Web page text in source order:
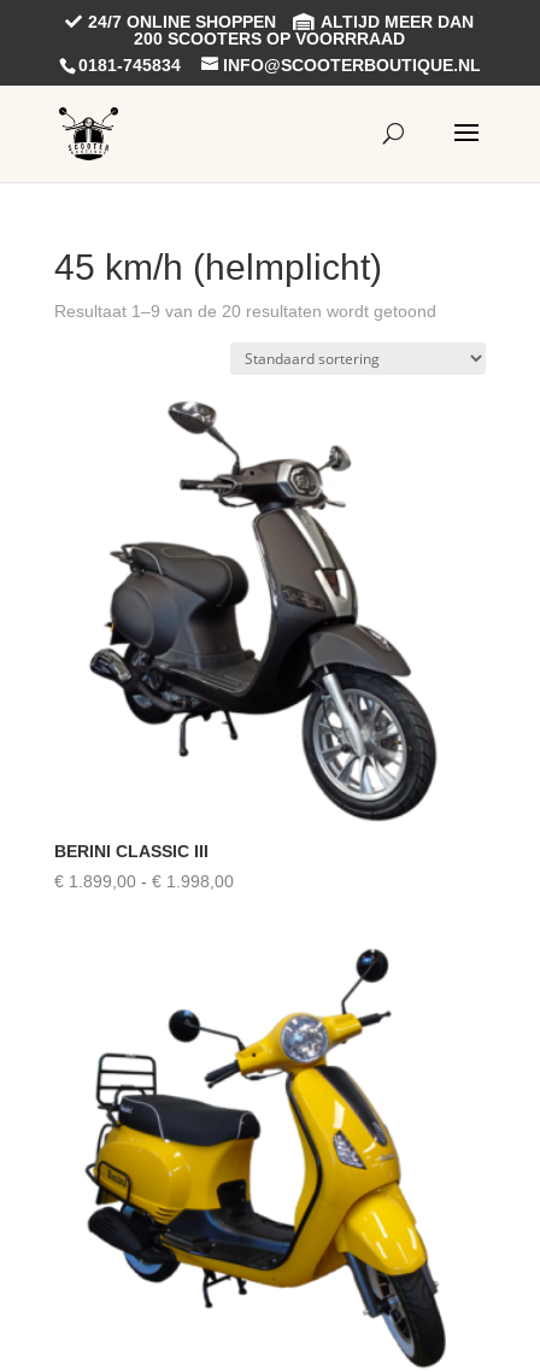
24/7 ONLINE SHOPPEN
ALTIJD MEER DAN
200 SCOOTERS OP VOORRRAAD
0181-745834
INFO@SCOOTERBOUTIQUE.NL
45 km/h (helmplicht)
Resultaat 1–9 van de 20 resultaten wordt getoond
BERINI CLASSIC III
€1.899,00 - €1.998,00Prijsklasse: